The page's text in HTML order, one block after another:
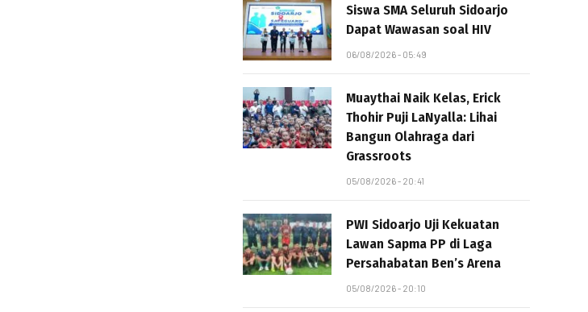
Siswa SMA Seluruh Sidoarjo
Dapat Wawasan soal HIV
06/08/2026 - 05:49
Muaythai Naik Kelas, Erick
Thohir Puji LaNyalla: Lihai
Bangun Olahraga dari
Grassroots
05/08/2026 - 20:41
PWI Sidoarjo Uji Kekuatan
Lawan Sapma PP di Laga
Persahabatan Ben’s Arena
05/08/2026 - 20:10